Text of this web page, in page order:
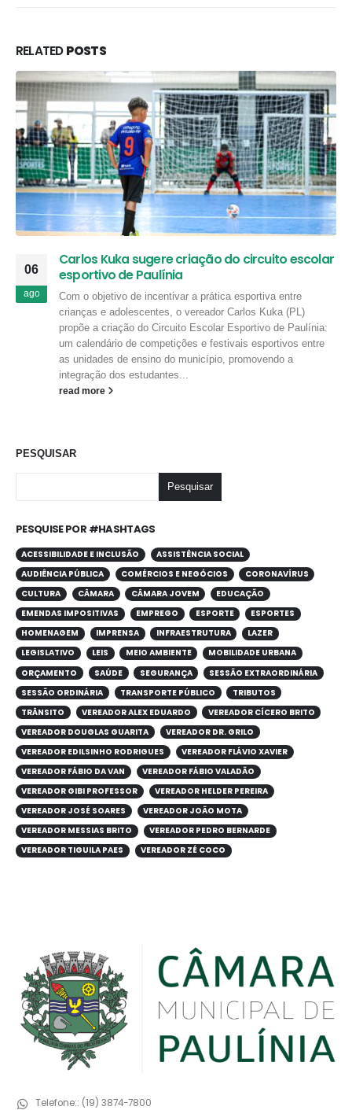
RELATEDPOSTS
06
ago
Carlos Kuka sugere criação do circuito escolar
esportivo de Paulínia
Com o objetivo de incentivar a prática esportiva entre
crianças e adolescentes, o vereador Carlos Kuka (PL)
propõe a criação do Circuito Escolar Esportivo de Paulínia:
um calendário de competições e festivais esportivos entre
as unidades de ensino do município, promovendo a
integração dos estudantes...
read more
PESQUISAR
Pesquisar
PESQUISE POR #HASHTAGS
ACESSIBILIDADE E INCLUSÃO
ASSISTÊNCIA SOCIAL
AUDIÊNCIA PÚBLICA
COMÉRCIOS E NEGÓCIOS
CORONAVÍRUS
CULTURA
CÂMARA CÂMARA JOVEM
EDUCAÇÃO
EMENDAS IMPOSITIVAS
EMPREGO ESPORTE
ESPORTES
HOMENAGEM
IMPRENSA INFRAESTRUTURA
LAZER
LEGISLATIVO
LEIS MEIO AMBIENTE
MOBILIDADE URBANA
ORÇAMENTO
SAÚDE SEGURANÇA
SESSÃO EXTRAORDINÁRIA
SESSÃO ORDINÁRIA
TRANSPORTE PÚBLICO
TRIBUTOS
TRÂNSITO
VEREADOR ALEX EDUARDO
VEREADOR CÍCERO BRITO
VEREADOR DOUGLAS GUARITA
VEREADOR DR. GRILO
VEREADOR EDILSINHO RODRIGUES
VEREADOR FLÁVIO XAVIER
VEREADOR FÁBIO DA VAN
VEREADOR FÁBIO VALADÃO
VEREADOR GIBI PROFESSOR
VEREADOR HELDER PEREIRA
VEREADOR JOSÉ SOARES
VEREADOR JOÃO MOTA
VEREADOR MESSIAS BRITO
VEREADOR PEDRO BERNARDE
VEREADOR TIGUILA PAES
VEREADOR ZÉ COCO
Telefone:: (19) 3874-7800